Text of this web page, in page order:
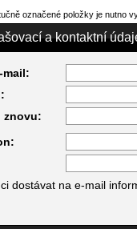
označené položky je nutno
a kontaktní
mail:
znovu:
dostávat na e-mail